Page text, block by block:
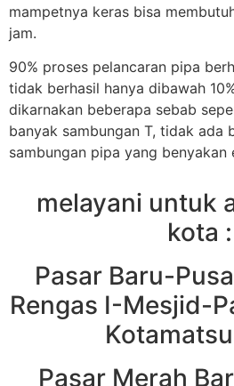
mampetnya keras bisa
jam.
90% proses pelancaran pipa
tidak berhasil hanya dibawah
dikarnakan beberapa sebab
banyak sambungan T, tidak ada
sambungan pipa yang benyakan
melayani untuk
kota :
Pasar Baru-
Rengas I-Mesjid-
Pasar Merah